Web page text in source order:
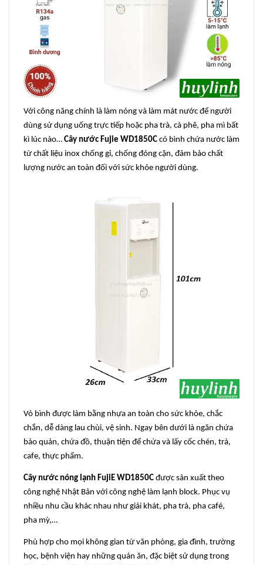
Với công năng chính là làm nóng và làm mát nước để người
dùng sử dụng uống trực tiếp hoặc pha trà, cà phê, pha mì bất
kì lúc nào… Cây nước Fujie WD1850C có bình chứa nước làm
từ chất liệu inox chống gỉ, chống đóng cặn, đảm bảo chất
lượng nước an toàn đối với sức khỏe người dùng.
Vỏ bình được làm bằng nhựa an toàn cho sức khỏe, chắc
chắn, dễ dàng lau chùi, vệ sinh. Ngay bên dưới là ngăn chứa
bảo quản, chứa đồ, thuận tiện để chứa và lấy cốc chén, trà,
cafe, thực phẩm.
Cây nước nóng lạnh FujiE WD1850C được sản xuất theo
công nghệ Nhật Bản với công nghệ làm lạnh block. Phục vụ
nhiều nhu cầu khác nhau như giải khát, pha trà, pha café,
pha mỳ,…
Phù hợp cho mọi không gian từ văn phòng, gia đình, trường
học, bệnh viện hay những quán ăn, đặc biệt sử dụng trong